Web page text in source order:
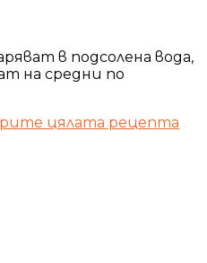
в подсолена вода,
на средни по
цялата рецепта